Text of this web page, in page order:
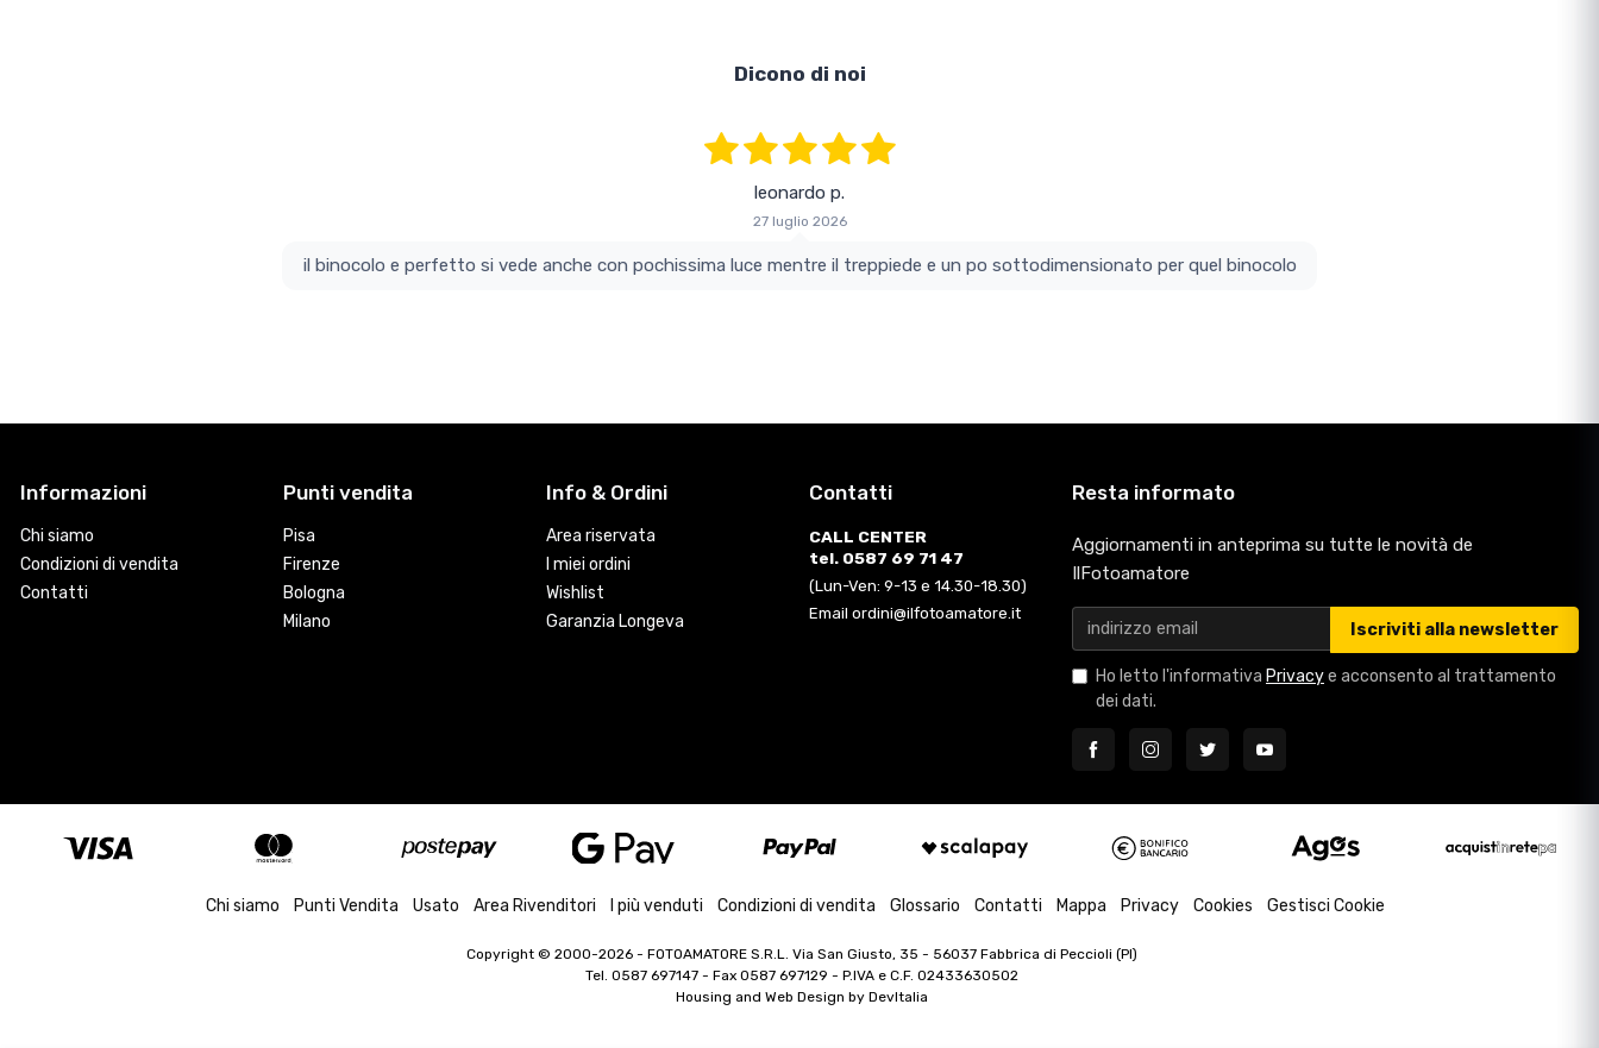
Dicono di noi
leonardo p.
27 luglio 2026
il binocolo e perfetto si vede anche con pochissima luce mentre il treppiede e un po sottodimensionato per quel binocolo
Informazioni
Chi siamo
Condizioni di vendita
Contatti
Punti vendita
Pisa
Firenze
Bologna
Milano
Info & Ordini
Area riservata
I miei ordini
Wishlist
Garanzia Longeva
Contatti
CALL CENTER
tel. 0587 69 71 47
(Lun-Ven: 9-13 e 14.30-18.30)
Email ordini@ilfotoamatore.it
Resta informato
Aggiornamenti in anteprima su tutte le novità de
IlFotoamatore
Iscriviti alla newsletter
Ho letto l'informativa Privacye acconsento al trattamento
dei dati.
Chi siamo Punti Vendita Usato Area Rivenditori I più venduti Condizioni di vendita Glossario Contatti Mappa Privacy Cookies Gestisci Cookie
Copyright © 2000-2026 - FOTOAMATORE S.R.L. Via San Giusto, 35 - 56037 Fabbrica di Peccioli (PI)
Tel. 0587 697147 - Fax 0587 697129 - P.IVA e C.F. 02433630502
Housing and Web Design by DevItalia